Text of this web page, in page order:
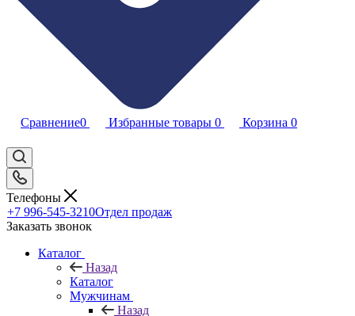
Сравнение0 Избранные товары 0 Корзина 0
Телефоны
+7 996-545-3210Отдел продаж
Заказать звонок
Каталог
Назад
Каталог
Мужчинам
Назад